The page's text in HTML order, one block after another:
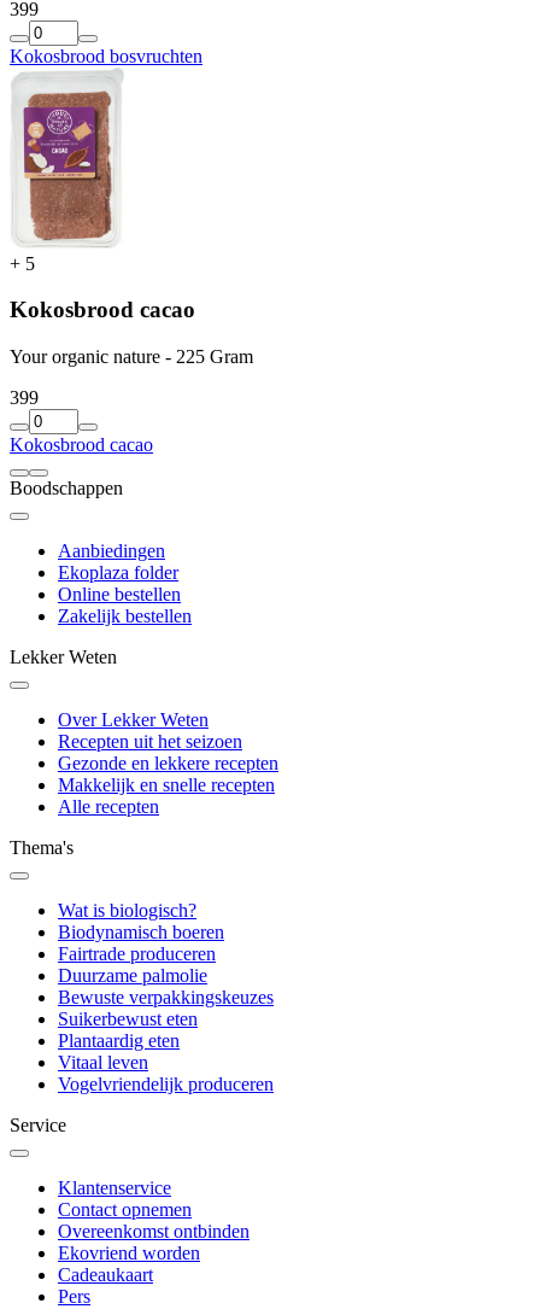
399
Kokosbrood bosvruchten
+ 5
Kokosbrood cacao
Your organic nature - 225 Gram
399
Kokosbrood cacao
Boodschappen
Aanbiedingen
Ekoplaza folder
Online bestellen
Zakelijk bestellen
Lekker Weten
Over Lekker Weten
Recepten uit het seizoen
Gezonde en lekkere recepten
Makkelijk en snelle recepten
Alle recepten
Thema's
Wat is biologisch?
Biodynamisch boeren
Fairtrade produceren
Duurzame palmolie
Bewuste verpakkingskeuzes
Suikerbewust eten
Plantaardig eten
Vitaal leven
Vogelvriendelijk produceren
Service
Klantenservice
Contact opnemen
Overeenkomst ontbinden
Ekovriend worden
Cadeaukaart
Pers